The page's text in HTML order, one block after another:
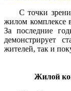
С точки
жилом комплексе
За последние
демонстрирует
жителей, так и
Жилой